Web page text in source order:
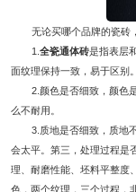
无论买哪个品牌的瓷砖
1. 全瓷通体砖是指表层
面纹理保持一致，易于区别。
2.颜色是否细致，颜色
么不耐用。
3.质地是否细致，质地
会太平。第三，处理过程是
理、耐磨性能、坯料平整度
色，两个纹理，三个过程，